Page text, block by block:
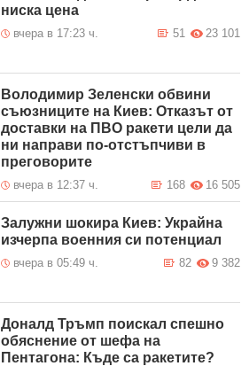
ниска цена
вчера в 17:23 ч. 23 101
51
Володимир Зеленски обвини
съюзниците на Киев: Отказът от
доставки на ПВО ракети цели да
ни направи по-отстъпчиви в
преговорите
вчера в 12:37 ч. 16 505
168
Залужни шокира Киев: Украйна
изчерпа военния си потенциал
вчера в 05:49 ч. 9 382
82
Доналд Тръмп поискал спешно
обяснение от шефа на
Пентагона: Къде са ракетите?